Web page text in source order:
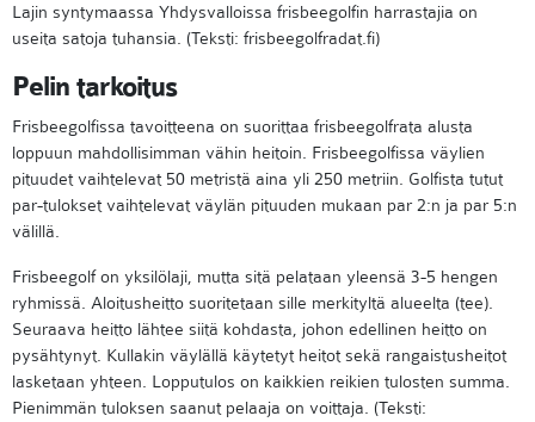
Lajin syntymaassa Yhdysvalloissa frisbeegolfin harrastajia on
useita satoja tuhansia. (Teksti: frisbeegolfradat.fi)
Pelin tarkoitus
Frisbeegolfissa tavoitteena on suorittaa frisbeegolfrata alusta
loppuun mahdollisimman vähin heitoin. Frisbeegolfissa väylien
pituudet vaihtelevat 50 metristä aina yli 250 metriin. Golfista tutut
par-tulokset vaihtelevat väylän pituuden mukaan par 2:n ja par 5:n
välillä.
Frisbeegolf on yksilölaji, mutta sitä pelataan yleensä 3-5 hengen
ryhmissä. Aloitusheitto suoritetaan sille merkityltä alueelta (tee).
Seuraava heitto lähtee siitä kohdasta, johon edellinen heitto on
pysähtynyt. Kullakin väylällä käytetyt heitot sekä rangaistusheitot
lasketaan yhteen. Lopputulos on kaikkien reikien tulosten summa.
Pienimmän tuloksen saanut pelaaja on voittaja. (Teksti: